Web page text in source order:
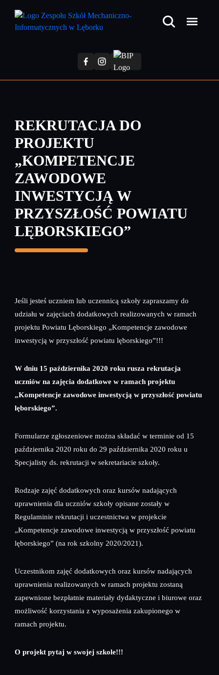
treści
REKRUTACJA DO
PROJEKTU
„KOMPETENCJE
ZAWODOWE
INWESTYCJĄ W
PRZYSZŁOŚĆ POWIATU
LĘBORSKIEGO”
Jeśli jesteś uczniem lub uczennicą szkoły zapraszamy do
udziału w zajęciach dodatkowych realizowanych w ramach
projektu Powiatu Lęborskiego „Kompetencje zawodowe
inwestycją w przyszłość powiatu lęborskiego”!!!
W dniu 15 października 2020 roku rusza rekrutacja
uczniów na zajęcia dodatkowe w ramach projektu
„Kompetencje zawodowe inwestycją w przyszłość powiatu
lęborskiego”.
Formularze zgłoszeniowe można składać w terminie od 15
października 2020 roku do 29 października 2020 roku u
Specjalisty ds. rekrutacji w sekretariacie szkoły.
Rodzaje zajęć dodatkowych oraz kursów nadających
uprawnienia dla uczniów szkoły opisane zostały w
Regulaminie rekrutacji i uczestnictwa w projekcie
„Kompetencje zawodowe inwestycją w przyszłość powiatu
lęborskiego” (na rok szkolny 2020/2021).
Uczestnikom zajęć dodatkowych oraz kursów nadających
uprawnienia realizowanych w ramach projektu zostaną
zapewnione bezpłatnie materiały dydaktyczne i biurowe oraz
możliwość korzystania z wyposażenia zakupionego w
ramach projektu.
O projekt pytaj w swojej szkole!!!